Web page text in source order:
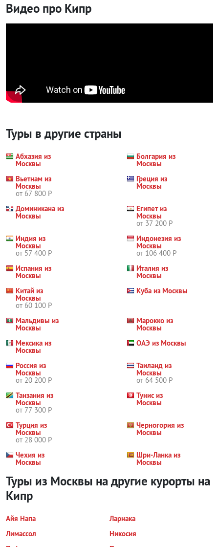
Видео про Кипр
Туры в другие страны
Абхазия из
Москвы
Болгария из
Москвы
Вьетнам из
Москвы
от 67 800 Р
Греция из
Москвы
Доминикана из
Москвы
Египет из
Москвы
от 37 200 Р
Индия из
Москвы
от 57 400 Р
Индонезия из
Москвы
от 106 400 Р
Испания из
Москвы
Италия из
Москвы
Китай из
Москвы
от 60 100 Р
Куба из Москвы
Мальдивы из
Москвы
Марокко из
Москвы
Мексика из
Москвы
ОАЭ из Москвы
Россия из
Москвы
от 20 200 Р
Таиланд из
Москвы
от 64 500 Р
Танзания из
Москвы
от 77 300 Р
Тунис из
Москвы
Турция из
Москвы
от 28 000 Р
Черногория из
Москвы
Чехия из
Москвы
Шри-Ланка из
Москвы
Туры из Москвы на другие курорты на
Кипр
Айя Напа
Ларнака
Лимассол
Никосия